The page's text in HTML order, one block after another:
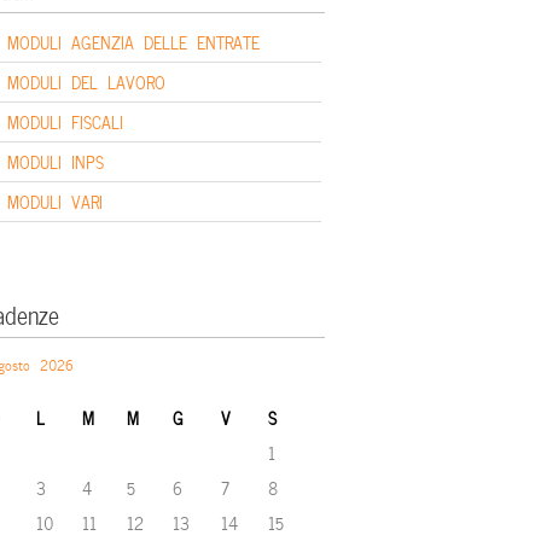
MODULI AGENZIA DELLE ENTRATE
MODULI DEL LAVORO
MODULI FISCALI
MODULI INPS
MODULI VARI
2026
L M M G V S
1
3 4 5 6 7
8
10 11 12 13 14
15